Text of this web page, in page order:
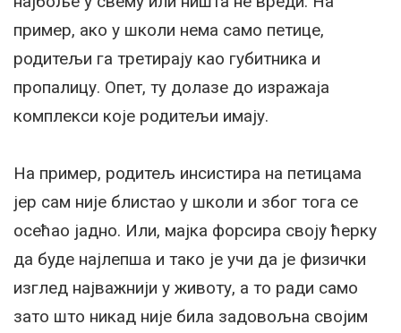
пример, ако у школи нема само петице,
родитељи га третирају као губитника и
пропалицу. Опет, ту долазе до изражаја
комплекси које родитељи имају.
На пример, родитељ инсистира на петицама
јер сам није блистао у школи и због тога се
осећао јадно. Или, мајка форсира своју ћерку
да буде најлепша и тако је учи да је физички
изглед најважнији у животу, а то ради само
зато што никад није била задовољна својим